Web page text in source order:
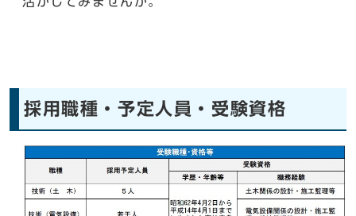
採用職種・予定人員・受験資格